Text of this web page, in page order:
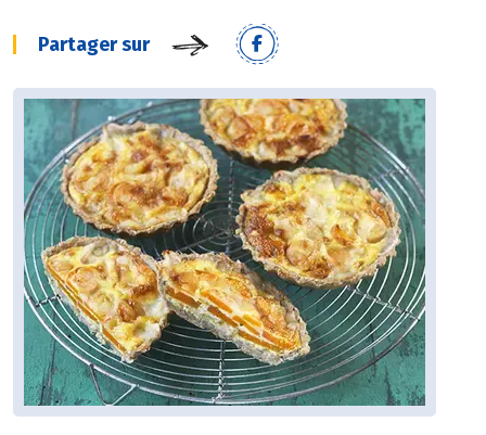
Partager sur